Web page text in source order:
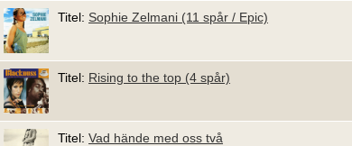
Titel: Sophie Zelmani (11 spår / Epic)
Titel: Rising to the top (4 spår)
Titel: Vad hände med oss två